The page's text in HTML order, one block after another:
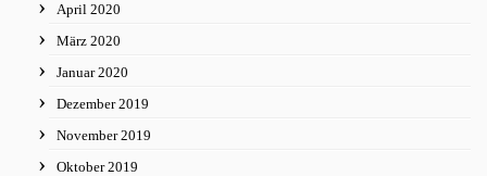
April 2020
März 2020
Januar 2020
Dezember 2019
November 2019
Oktober 2019